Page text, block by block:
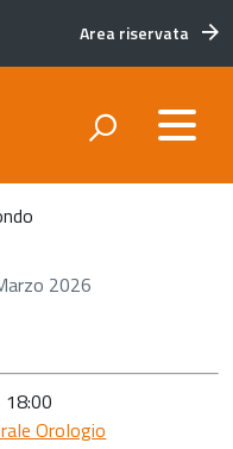
Area riservata
2026
18:00
Orologio